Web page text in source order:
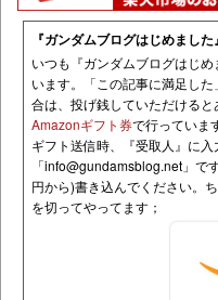
『ガンダムブログはじめまし
いつも『ガンダムブログはじ
います。「この記事に満足し
合は、投げ銭していただける
Amazonギフト券で行っていま
ギフト送信時、『受取人』に
「info@gundamsblog.net 」で
円から)書き込んでください。
を切ってやってます；